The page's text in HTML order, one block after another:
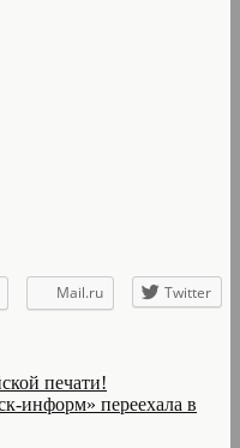
Mail.ru
Twitter
печати!
информ» переехала в